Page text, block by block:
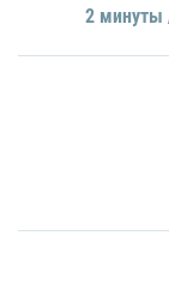
2 минуты